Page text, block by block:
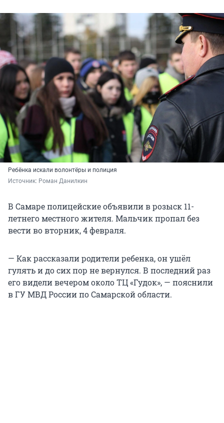
Ребёнка искали волонтёры и полиция
Источник: Роман Данилкин
В Самаре полицейские объявили в розыск 11-
летнего местного жителя. Мальчик пропал без
вести во вторник, 4 февраля.
— Как рассказали родители ребенка, он ушёл
гулять и до сих пор не вернулся. В последний раз
его видели вечером около ТЦ «Гудок», — пояснили
в ГУ МВД России по Самарской области.